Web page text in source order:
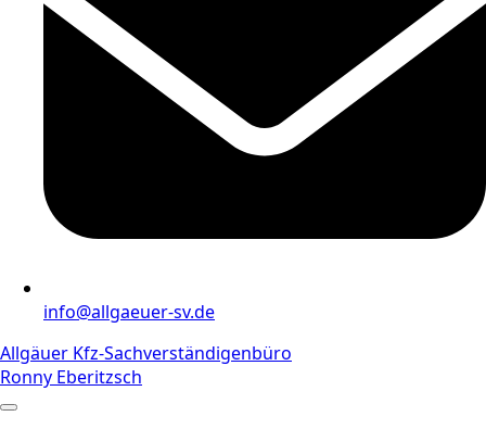
info@allgaeuer-sv.de
Allgäuer Kfz-Sachverständigenbüro
Ronny Eberitzsch